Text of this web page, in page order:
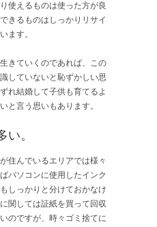
使えるものは使った方が良
きるものはしっかりリサイ
ます。
きていくのであれば、この
していないと恥ずかしい思
れ結婚して子供も育てるよ
と言う思いもあります。
い。
住んでいるエリアでは様々
パソコンに使用したインク
しっかりと分けておかなけ
関しては証紙を買って回収
のですが、時々ゴミ捨てに